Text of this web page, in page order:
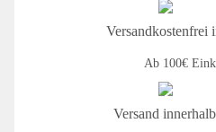
Versandkostenfrei
Ab 100€
Versand